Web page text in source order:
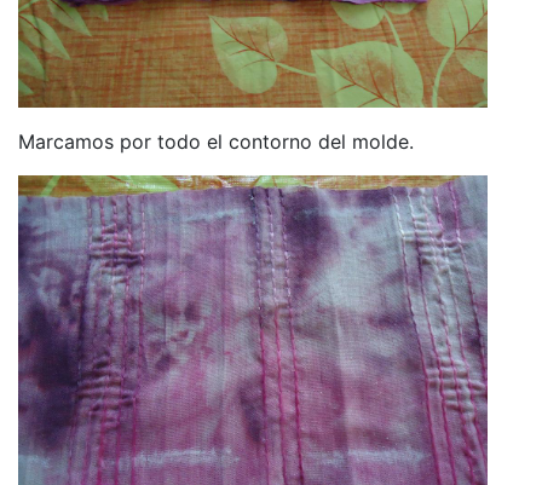
Marcamos por todo el contorno del molde.